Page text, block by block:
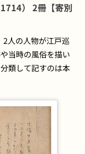
2人の人物が江戸巡
当時の風俗を描い
類して記すのは本